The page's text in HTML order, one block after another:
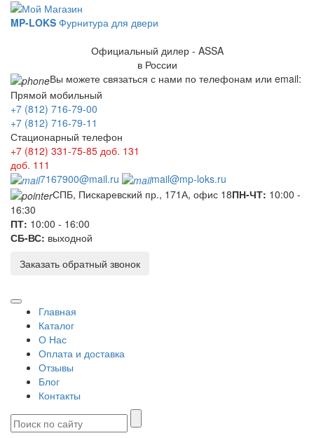
MP-LOKS Фурнитура для двери
Официальный дилер - ASSA
в России
Вы можете связаться с нами по телефонам или email:
Прямой мобильный
+7 (812) 716-79-00
+7 (812) 716-79-11
Стационарный телефон
+7 (812) 331-75-85 доб. 131
доб. 111
7167900@mail.ru
mail@mp-loks.ru
СПБ, Пискаревский пр., 171А, офис 18ПН-ЧТ: 10:00 -
16:30
ПТ: 10:00 - 16:00
СБ-ВС: выходной
Заказать обратный звонок
Главная
Каталог
О Нас
Оплата и доставка
Отзывы
Блог
Контакты